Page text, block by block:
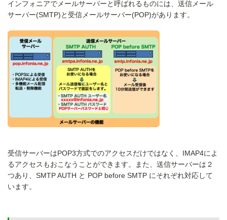
インフォニアでメールサーバーと呼ばれるものには、送信メール
サーバー(SMTP)と受信メールサーバー(POP)があります。
受信サーバーはPOP3方式でのアクセスだけではなく、IMAP4によ
るアクセスもおこなうことができます。また、送信サーバーは２
つあり、SMTP AUTH と POP before SMTP にそれぞれ対応して
います。